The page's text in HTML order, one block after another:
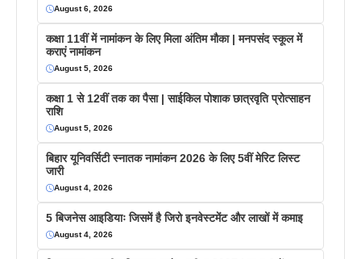
August 6, 2026
कक्षा 11वीं में नामांकन के लिए मिला अंतिम मौका | मनपसंद स्कूल में
कराएं नामांकन
August 5, 2026
कक्षा 1 से 12वीं तक का पैसा | साईकिल पोशाक छात्रवृति प्रोत्साहन
राशि
August 5, 2026
बिहार यूनिवर्सिटी स्नातक नामांकन 2026 के लिए 5वीं मेरिट लिस्ट
जारी
August 4, 2026
5 बिजनेस आइडियाः जिसमें है जिरो इनवेस्टमेंट और लाखों में कमाइ
August 4, 2026